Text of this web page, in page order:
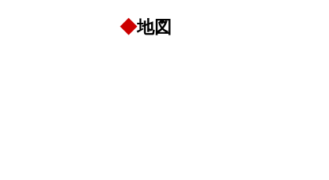
◆地図